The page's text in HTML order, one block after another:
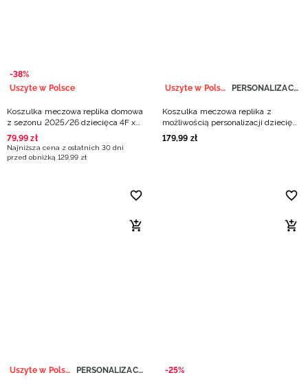
-38%
Uszyte w Polsce
Koszulka meczowa replika domowa
z sezonu 2025/26 dziecięca 4F x
AZS UMCS Lublin - biała
79,99 zł
Najniższa cena z ostatnich 30 dni
przed obniżką 129,99 zł
Uszyte w Polsce PERSONALIZACJA
Koszulka meczowa replika z
możliwością personalizacji dziecięca
4F x Polska Siatkówka - zielona
179,99 zł
Uszyte w Polsce PERSONALIZACJA -25%